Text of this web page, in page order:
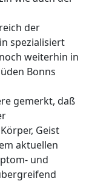
der
spezialisiert
weiterhin in
Bonns
gemerkt, daß
Geist
aktuellen
und